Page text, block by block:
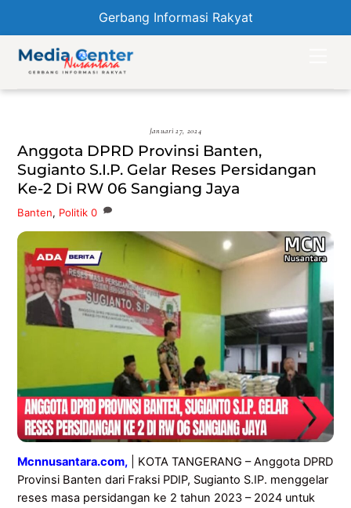
Gerbang Informasi Rakyat
content
Januari 27, 2024
Anggota DPRD Provinsi Banten,
Sugianto S.I.P. Gelar Reses Persidangan
Ke-2 Di RW 06 Sangiang Jaya
Banten, Politik 0
Mcnnusantara.com, | KOTA TANGERANG – Anggota DPRD
Provinsi Banten dari Fraksi PDIP, Sugianto S.IP. menggelar
reses masa persidangan ke 2 tahun 2023 – 2024 untuk